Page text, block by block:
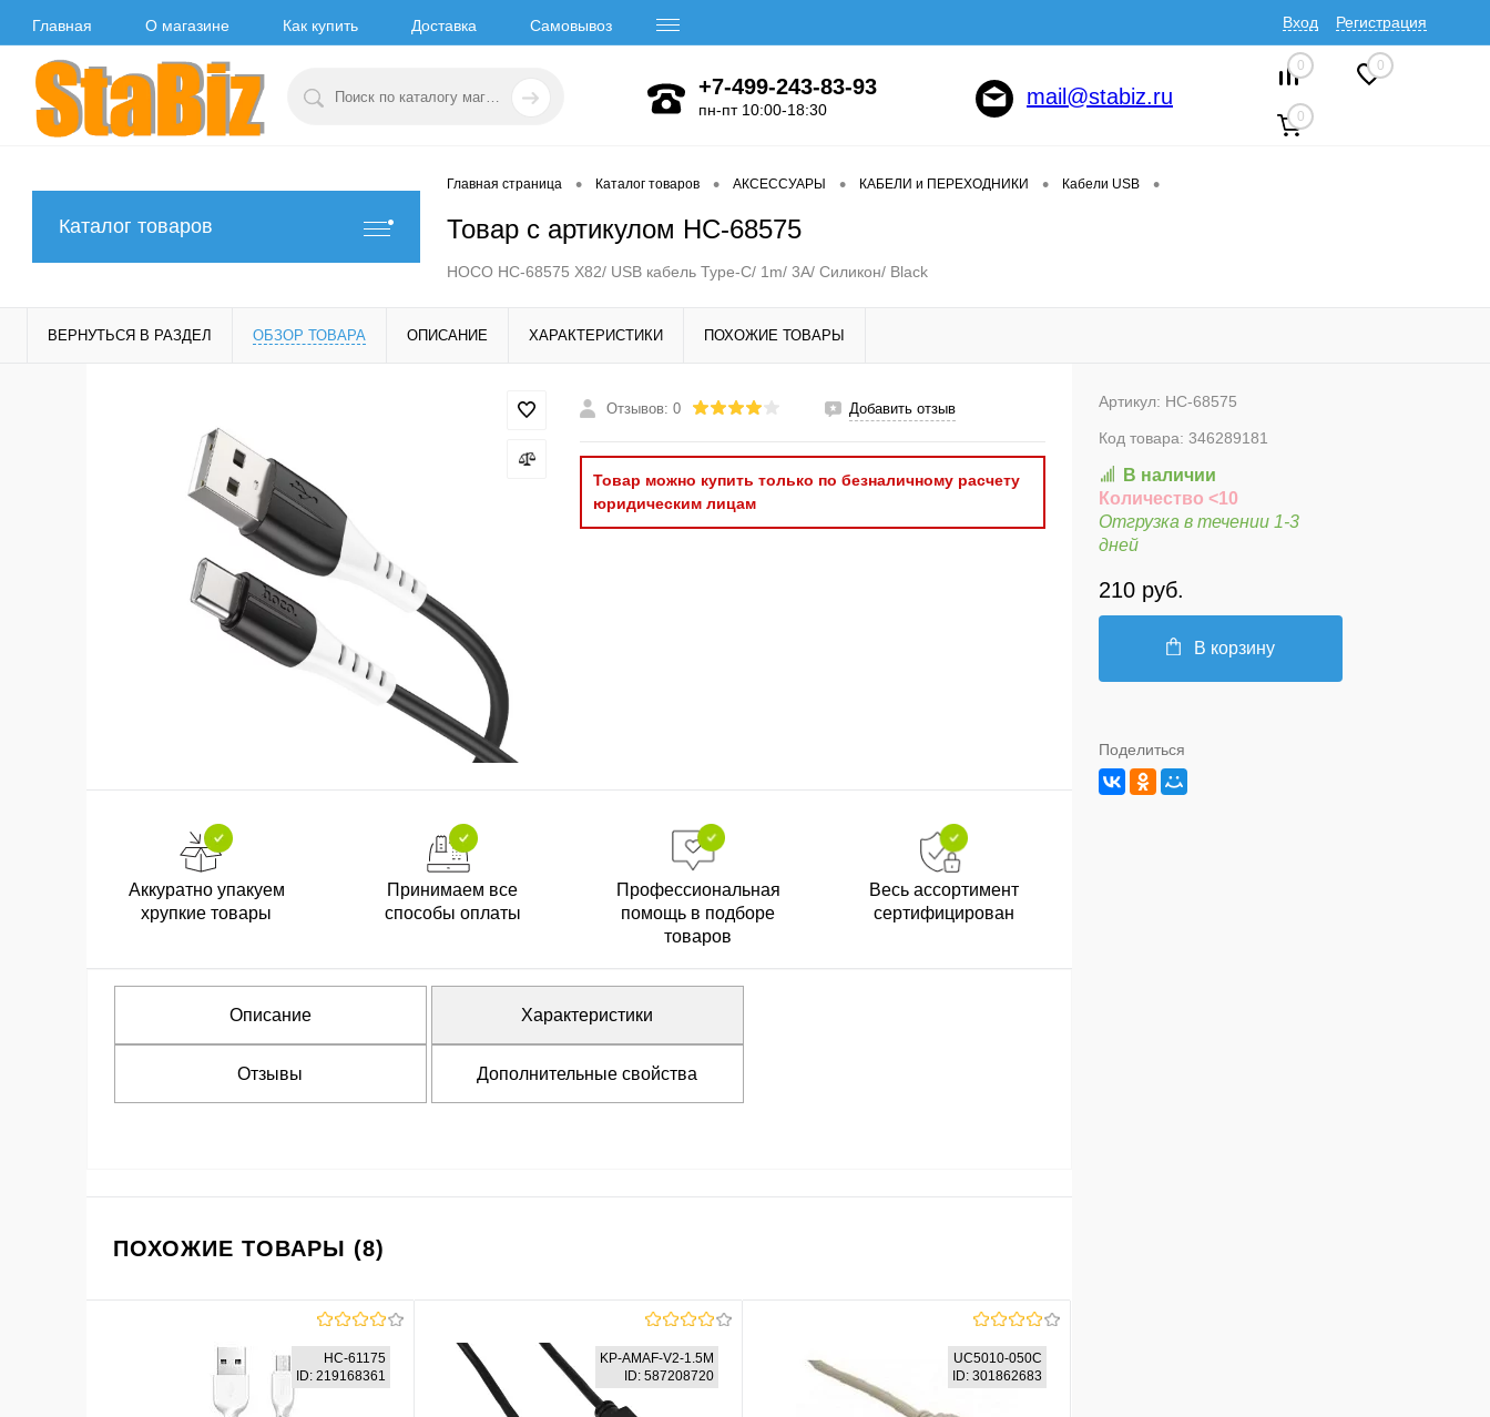
Главная О магазине Как купить Доставка Самовывоз Вход Регистрация
+7-499-243-83-93
пн-пт 10:00-18:30
mail@stabiz.ru
0 0
0
Каталог товаров
Главная страница • Каталог товаров • АКСЕССУАРЫ • КАБЕЛИ и ПЕРЕХОДНИКИ • Кабели USB •
Товар с артикулом HC-68575
HOCO HC-68575 X82/ USB кабель Type-C/ 1m/ 3A/ Силикон/ Black
ВЕРНУТЬСЯ В РАЗДЕЛ ОБЗОР ТОВАРА ОПИСАНИЕ ХАРАКТЕРИСТИКИ ПОХОЖИЕ ТОВАРЫ
Отзывов: 0 Добавить отзыв
Товар можно купить только по безналичному расчету
юридическим лицам
Аккуратно упакуем
хрупкие товары
Принимаем все
способы оплаты
Профессиональная
помощь в подборе
товаров
Весь ассортимент
сертифицирован
Описание Характеристики
Отзывы Дополнительные свойства
ПОХОЖИЕ ТОВАРЫ (8)
HC-61175
ID: 219168361
KP-AMAF-V2-1.5M
ID: 587208720
UC5010-050C
ID: 301862683
Артикул: HC-68575
Код товара: 346289181
В наличии
Количество <10
Отгрузка в течении 1-3
дней
210 руб.
В корзину
Поделиться